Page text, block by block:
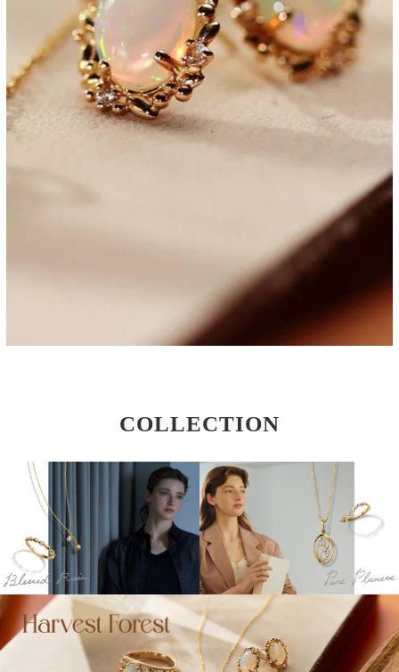
COLLECTION